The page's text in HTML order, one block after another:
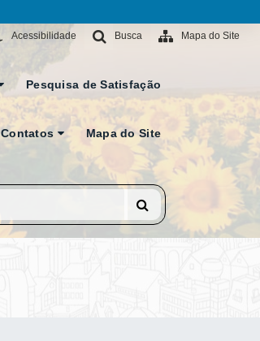
Mapa do Site
Busca
Acessibilidade
Pesquisa de Satisfação
Contatos Mapa do Site